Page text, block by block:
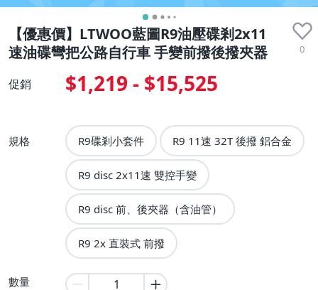
【優惠價】LTWOO藍圖R9油壓碟剎2x11
速油碟彎把公路自行車 手變前撥後撥夾器
0
促銷 $1,219 - $15,525
規格 R9碟剎小套件 R9 11速 32T 後撥 鋁合金
R9 disc 2x11速 雙控手變
R9 disc 前、後夾器（含油管）
R9 2x 直裝式 前撥
數量